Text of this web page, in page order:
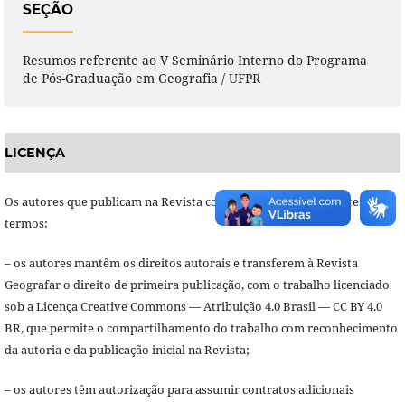
SEÇÃO
Resumos referente ao V Seminário Interno do Programa
de Pós-Graduação em Geografia / UFPR
LICENÇA
Os autores que publicam na Revista concordam com os seguintes
termos:
– os autores mantêm os direitos autorais e transferem à Revista
Geografar o direito de primeira publicação, com o trabalho licenciado
sob a Licença Creative Commons — Atribuição 4.0 Brasil — CC BY 4.0
BR, que permite o compartilhamento do trabalho com reconhecimento
da autoria e da publicação inicial na Revista;
– os autores têm autorização para assumir contratos adicionais